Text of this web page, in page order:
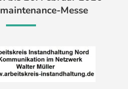
Messe